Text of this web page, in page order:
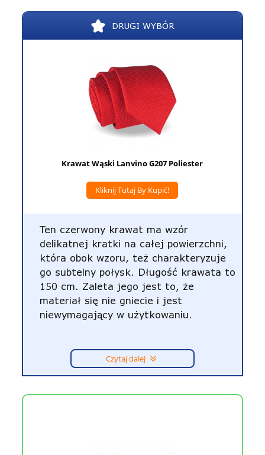
DRUGI WYBÓR
Krawat Wąski Lanvino G207 Poliester
Kliknij Tutaj By Kupić!
Ten czerwony krawat ma wzór
delikatnej kratki na całej powierzchni,
która obok wzoru, też charakteryzuje
go subtelny połysk. Długość krawata to
150 cm. Zaleta jego jest to, że
materiał się nie gniecie i jest
niewymagający w użytkowaniu.
Czytaj dalej